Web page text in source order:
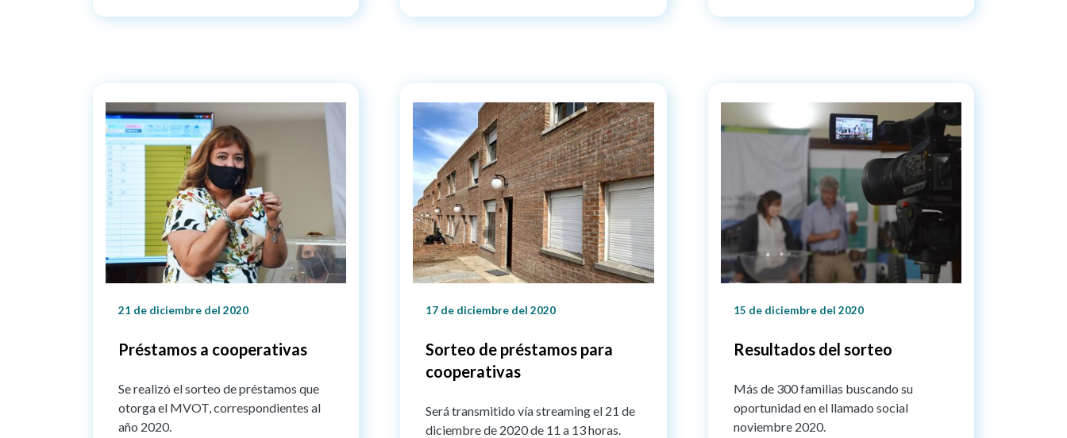
21 de diciembre del 2020
Préstamos a cooperativas
Se realizó el sorteo de préstamos que
otorga el MVOT, correspondientes al
año 2020.
17 de diciembre del 2020
Sorteo de préstamos para
cooperativas
Será transmitido vía streaming el 21 de
diciembre de 2020 de 11 a 13 horas.
15 de diciembre del 2020
Resultados del sorteo
Más de 300 familias buscando su
oportunidad en el llamado social
noviembre 2020.